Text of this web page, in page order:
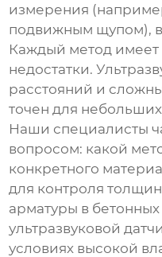
измерения
подвижным щупом),
Каждый метод
недостатки.
расстояний и
точен для небольших
Наши специалисты
вопросом: какой
конкретного
для контроля
арматуры в
ультразвуковой
условиях высокой